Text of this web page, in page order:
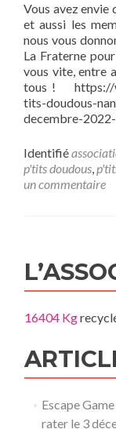
Vous avez envie
et aussi les
nous vous
La Fraterne
vous vite, entre
tous ! https://
tits-doudous-
decembre-
Identifié
p'tits doudous,
un commentaire
16404 Kg
Escape
rater le 3